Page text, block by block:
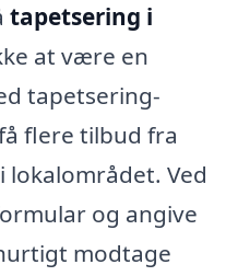
tapetsering i
at være en
tapetsering-
flere tilbud fra
lokalområdet. Ved
og angive
modtage